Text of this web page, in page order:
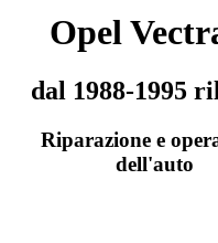
Opel
dal 1988-1995
Riparazione e
dell'auto